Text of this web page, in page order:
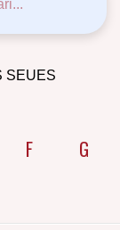
SEUES
F G